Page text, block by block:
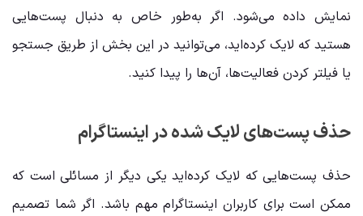
نمایش داده می‌شود. اگر به‌طور خاص به دنبال پست‌هایی
هستید که لایک کرده‌اید، می‌توانید در این بخش از طریق جستجو
یا فیلتر کردن فعالیت‌ها، آن‌ها را پیدا کنید.
حذف پست‌های لایک شده در اینستاگرام
حذف پست‌هایی که لایک کرده‌اید یکی دیگر از مسائلی است که
ممکن است برای کاربران اینستاگرام مهم باشد. اگر شما تصمیم